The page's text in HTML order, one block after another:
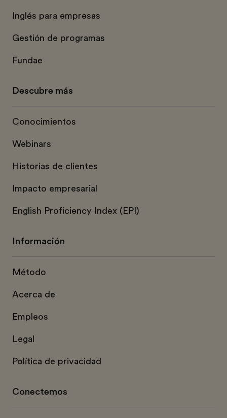
Inglés para empresas
Gestión de programas
Fundae
Descubre más
Conocimientos
Webinars
Historias de clientes
Impacto empresarial
English Proficiency Index (EPI)
Información
Método
Acerca de
Empleos
Legal
Política de privacidad
Conectemos